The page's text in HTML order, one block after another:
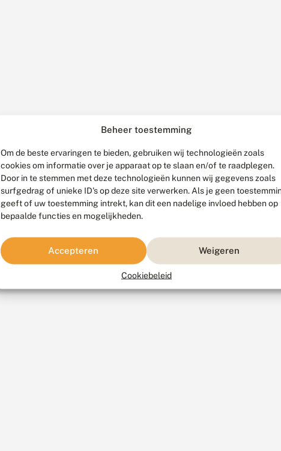
Beheer toestemming
Om de beste ervaringen te bieden, gebruiken wij technologieën zoals
cookies om informatie over je apparaat op te slaan en/of te raadplegen.
Door in te stemmen met deze technologieën kunnen wij gegevens zoals
surfgedrag of unieke ID's op deze site verwerken. Als je geen
geeft of uw toestemming intrekt, kan dit een nadelige invloed hebben op
bepaalde functies en mogelijkheden.
Accepteren Weigeren
Cookiebeleid